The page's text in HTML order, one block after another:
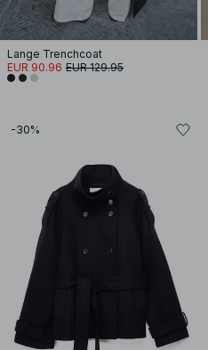
Lange Trenchcoat
EUR 90.96 EUR 129.95
-30%